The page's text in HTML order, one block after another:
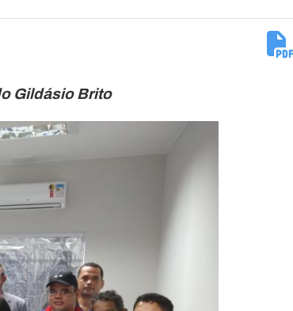
Gildásio Brito